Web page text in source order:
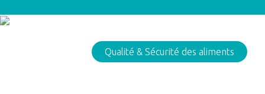
Qualité & Sécurité des aliments